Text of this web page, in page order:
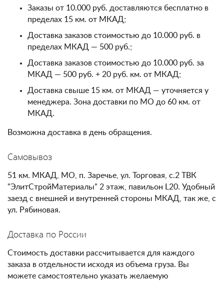
Заказы от 10.000 руб. доставляются бесплатно в
пределах 15 км. от МКАД;
Доставка заказов стоимостью до 10.000 руб. в
пределах МКАД — 500 руб.;
Доставка заказов стоимостью до 10.000 руб. за
МКАД — 500 руб. + 20 руб. км. от МКАД;
Доставка свыше 15 км. от МКАД — уточняется у
менеджера. Зона доставки по МО до 60 км. от
МКАД.
Возможна доставка в день обращения.
Самовывоз
51 км. МКАД, МО, п. Заречье, ул. Торговая, с.2 ТВК
"ЭлитСтройМатериалы" 2 этаж, павильон L20. Удобный
заезд с внешней и внутренней стороны МКАД, так же, с
ул. Рябиновая.
Доставка по России
Стоимость доставки рассчитывается для каждого
заказа в отдельности исходя из объема груза. Вы
можете самостоятельно указать желаемую